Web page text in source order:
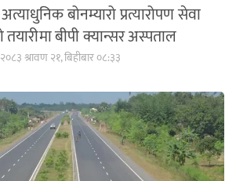
बोनम्यारो प्रत्यारोपण सेवा
बीपी क्यान्सर अस्पताल
२०८३ श्रावण २१, बिहीबार ०८:३३